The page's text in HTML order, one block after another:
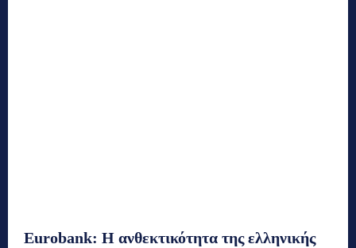
Eurobank: Η ανθεκτικότητα της ελληνικής